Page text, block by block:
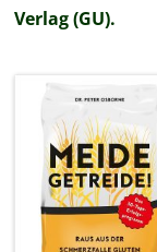
Verlag (GU).